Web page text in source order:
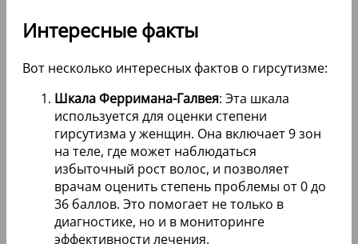
Интересные факты
Вот несколько интересных фактов о гирсутизме:
Шкала Ферримана-Галвея: Эта шкала
используется для оценки степени
гирсутизма у женщин. Она включает 9 зон
на теле, где может наблюдаться
избыточный рост волос, и позволяет
врачам оценить степень проблемы от 0 до
36 баллов. Это помогает не только в
диагностике, но и в мониторинге
эффективности лечения.